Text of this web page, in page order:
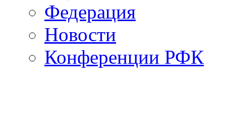
Федерация
Новости
Конференции РФК